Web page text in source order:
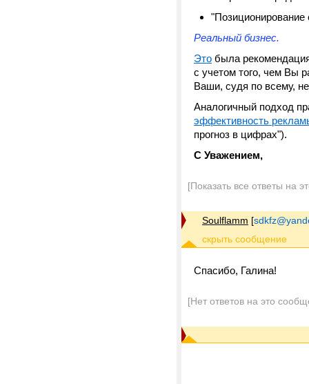
"Позиционирование
Реальный бизнес.
Это была
с учетом того, чем Вы
Ваши, судя по всему,
Аналогичный подход
эффективность
прогноз в цифрах").
С Уважением,
[Показать все ответы на
Soulflamm [
Спасибо, Галина!
[Нет ответов на это